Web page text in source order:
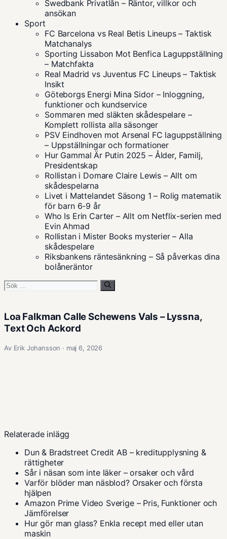
Swedbank Privatlån – Räntor, villkor och
ansökan
Sport
FC Barcelona vs Real Betis Lineups – Taktisk
Matchanalys
Sporting Lissabon Mot Benfica Laguppställning
– Matchfakta
Real Madrid vs Juventus FC Lineups – Taktisk
Insikt
Göteborgs Energi Mina Sidor – Inloggning,
funktioner och kundservice
Sommaren med släkten skådespelare –
Komplett rollista alla säsonger
PSV Eindhoven mot Arsenal FC laguppställning
– Uppställningar och formationer
Hur Gammal Är Putin 2025 – Ålder, Familj,
Presidentskap
Rollistan i Domare Claire Lewis – Allt om
skådespelarna
Livet i Mattelandet Säsong 1 – Rolig matematik
för barn 6-9 år
Who Is Erin Carter – Allt om Netflix-serien med
Evin Ahmad
Rollistan i Mister Books mysterier – Alla
skådespelare
Riksbankens räntesänkning – Så påverkas dina
bolåneräntor
Sök
Loa Falkman Calle Schewens Vals – Lyssna,
Text Och Ackord
Av Erik Johansson · maj 6, 2026
Relaterade inlägg
Dun & Bradstreet Credit AB – kreditupplysning &
rättigheter
Sår i näsan som inte läker – orsaker och vård
Varför blöder man näsblod? Orsaker och första
hjälpen
Amazon Prime Video Sverige – Pris, Funktioner och
Jämförelser
Hur gör man glass? Enkla recept med eller utan
maskin